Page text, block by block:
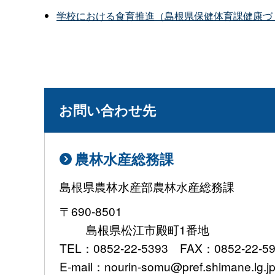
学校における食育推進（島根県保健体育課健康づ
お問い合わせ先
農林水産総務課
島根県農林水産部農林水産総務課
〒690-8501
島根県松江市殿町1番地
TEL：0852-22-5393 FAX：0852-22-
E-mail：nourin-somu@pref.shimane.lg.jp